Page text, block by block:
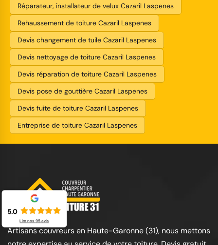
Réparateur, installateur de velux Cazaril Laspenes
Rehaussement de toiture Cazaril Laspenes
Devis changement de tuile Cazaril Laspenes
Devis nettoyage de toiture Cazaril Laspenes
Devis réparation de toiture Cazaril Laspenes
Devis pose de gouttière Cazaril Laspenes
Devis fuite de toiture Cazaril Laspenes
Entreprise de toiture Cazaril Laspenes
Artisans couvreurs en Haute-Garonne (31), nous mettons
5.0
Lire nos 95avis